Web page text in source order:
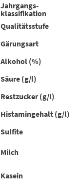
Jahrgangs-
klassifikation
Qualitätsstufe
Gärungsart
Alkohol (%)
Säure (g/l)
Restzucker (g/l)
Histamingehalt (g/l)
Sulfite
Milch
Kasein